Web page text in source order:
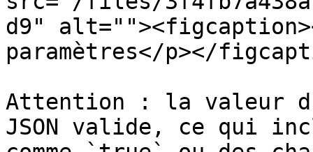
d9"
paramètres</p></
Attention : la valeur
JSON valide, ce qui